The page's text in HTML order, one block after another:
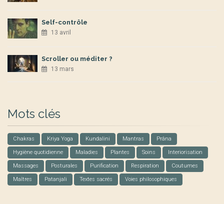
Self-contrôle
13 avril
Scroller ou méditer ?
13 mars
Mots clés
Chakras Kriya Yoga Kundalini Mantras Prâna
Hygiène quotidienne Maladies Plantes Soins Interiorisation
Massages Posturales Purification Respiration Coutumes
Maîtres Patanjali Textes sacrés Voies philosophiques